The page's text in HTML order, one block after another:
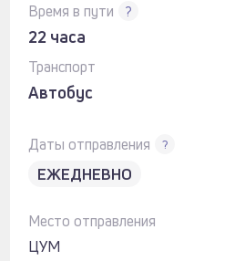
Время в пути ?
22 часа
Транспорт
Автобус
Даты отправления ?
ЕЖЕДНЕВНО
Место отправления
ЦУМ